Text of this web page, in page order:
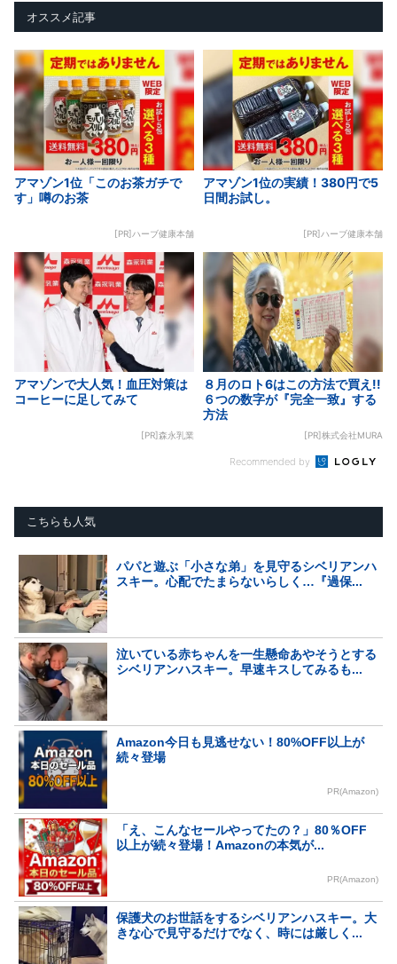
オススメ記事
アマゾン1位「このお茶ガチで
す」噂のお茶
[PR]ハーブ健康本舗
アマゾン1位の実績！380円で5
日間お試し。
[PR]ハーブ健康本舗
アマゾンで大人気！血圧対策は
コーヒーに足してみて
[PR]森永乳業
８月のロト6はこの方法で買え!!
６つの数字が『完全一致』する
方法
[PR]株式会社MURA
Recommended by
こちらも人気
パパと遊ぶ「小さな弟」を見守るシベリアンハ
スキー。心配でたまらないらしく…『過保...
泣いている赤ちゃんを一生懸命あやそうとする
シベリアンハスキー。早速キスしてみるも...
Amazon今日も見逃せない！80%OFF以上が
続々登場
PR(Amazon)
「え、こんなセールやってたの？」80％OFF
以上が続々登場！Amazonの本気が...
PR(Amazon)
保護犬のお世話をするシベリアンハスキー。大
きな心で見守るだけでなく、時には厳しく...